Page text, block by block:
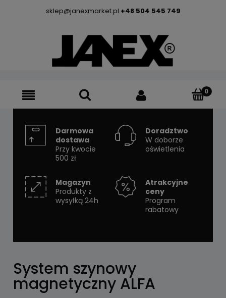
sklep@janexmarket.pl +48 504 545 749
Darmowa
dostawa
Przy kwocie
500 zł
Doradztwo
W doborze
oświetlenia
Magazyn
Produkty z
wysyłką 24h
Atrakcyjne
ceny
Program
rabatowy
System szynowy
magnetyczny ALFA